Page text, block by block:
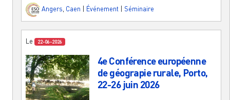
Angers Caen Événement Séminaire
Le 22-06-2026
4e Conférence européenne
de géograpie rurale, Porto,
22-26 juin 2026